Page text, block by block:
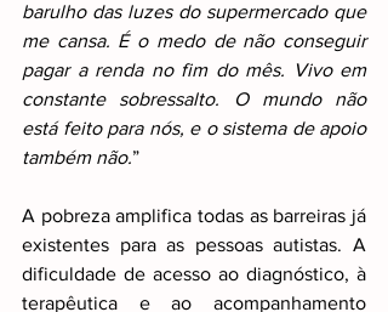
barulho das luzes do supermercado que
me cansa. É o medo de não conseguir
pagar a renda no fim do mês. Vivo em
constante sobressalto. O mundo não
está feito para nós, e o sistema de apoio
também não.”
A pobreza amplifica todas as barreiras já
existentes para as pessoas autistas. A
dificuldade de acesso ao diagnóstico, à
terapêutica e ao acompanhamento